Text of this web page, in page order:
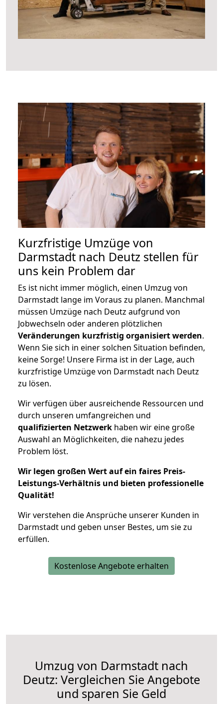
Kurzfristige Umzüge von
Darmstadt nach Deutz stellen für
uns kein Problem dar
Es ist nicht immer möglich, einen Umzug von
Darmstadt lange im Voraus zu planen. Manchmal
müssen Umzüge nach Deutz aufgrund von
Jobwechseln oder anderen plötzlichen
Veränderungen kurzfristig organisiert werden.
Wenn Sie sich in einer solchen Situation befinden,
keine Sorge! Unsere Firma ist in der Lage, auch
kurzfristige Umzüge von Darmstadt nach Deutz
zu lösen.
Wir verfügen über ausreichende Ressourcen und
durch unseren umfangreichen und
qualifizierten Netzwerk haben wir eine große
Auswahl an Möglichkeiten, die nahezu jedes
Problem löst.
Wir legen großen Wert auf ein faires Preis-
Leistungs-Verhältnis und bieten professionelle
Qualität!
Wir verstehen die Ansprüche unserer Kunden in
Darmstadt und geben unser Bestes, um sie zu
erfüllen.
Kostenlose Angebote erhalten
Umzug von Darmstadt nach
Deutz: Vergleichen Sie Angebote
und sparen Sie Geld